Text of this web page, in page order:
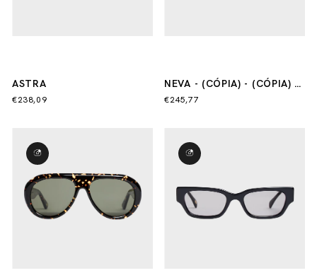
ASTRA
€238,09
NEVA - (CÓPIA) - (CÓPIA) -
(CÓPIA)
€245,77